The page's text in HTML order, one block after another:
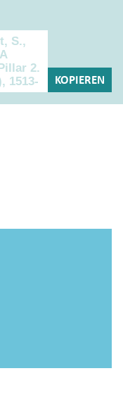
KOPIEREN